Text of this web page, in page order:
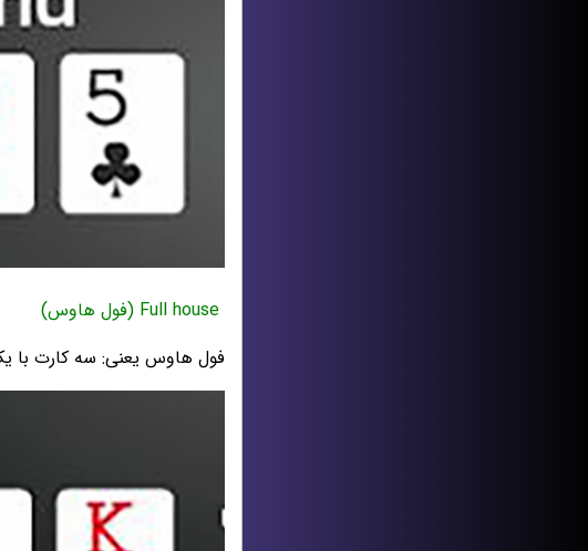
فول هاوس یعنی: سه کارت با